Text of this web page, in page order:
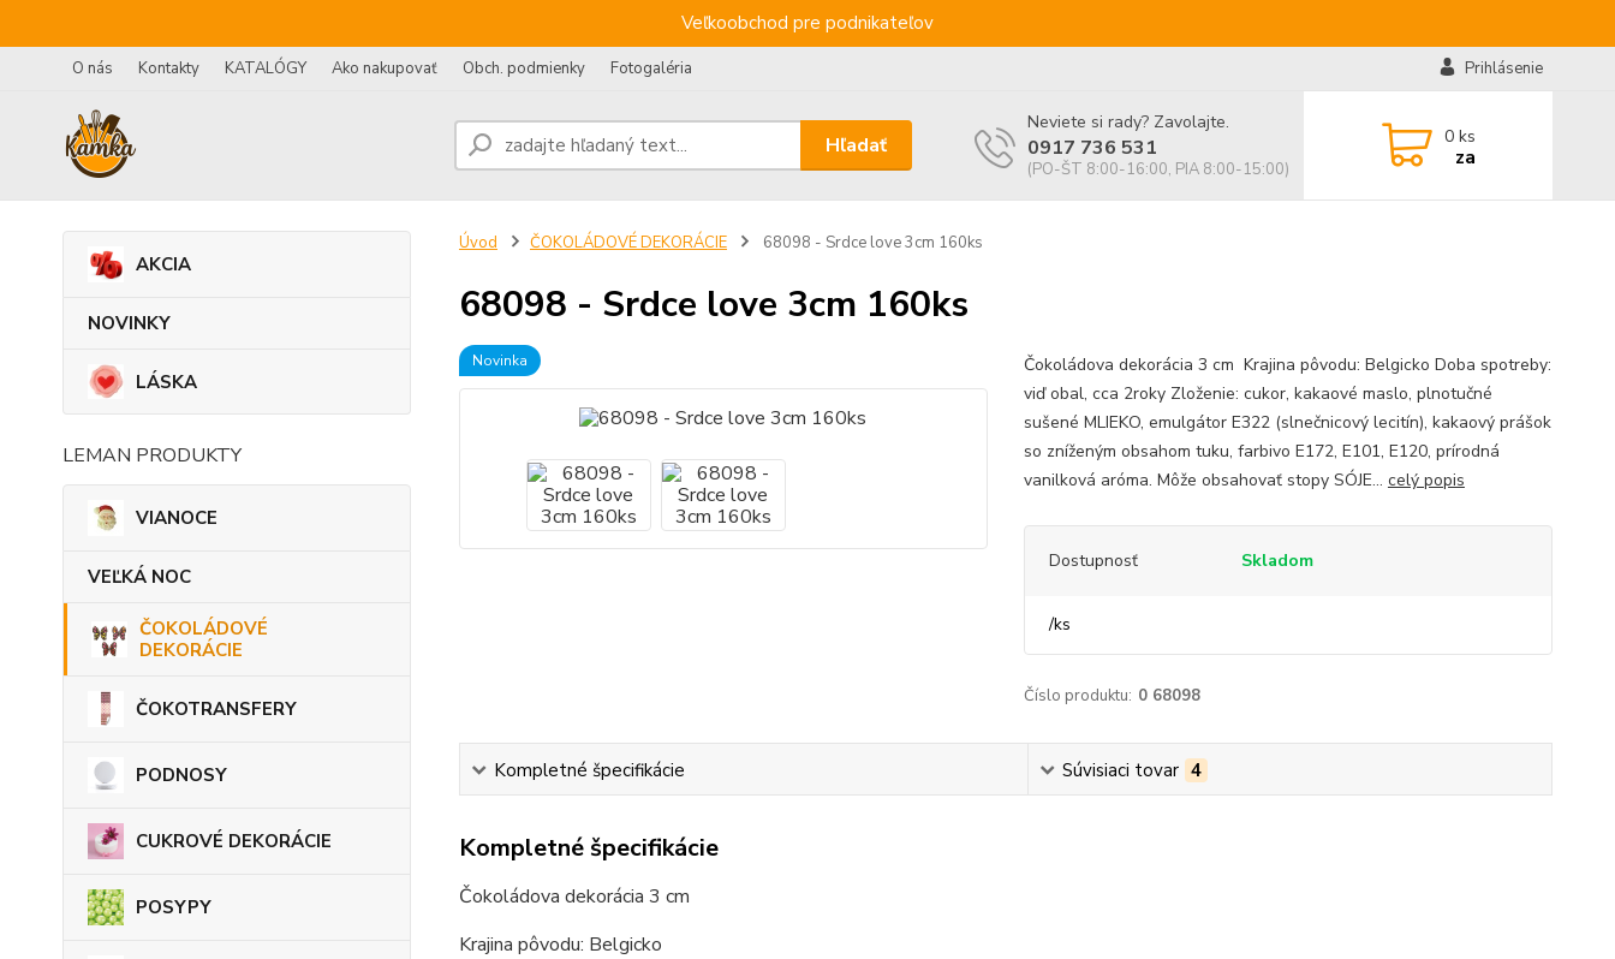
Veľkoobchod pre podnikateľov
O nás Kontakty KATALÓGY Ako nakupovať Obch. podmienky Fotogaléria Prihlásenie
Hľadať
Neviete si rady? Zavolajte.
0917 736 531
(PO-ŠT 8:00-16:00, PIA 8:00-15:00)
0 ks
za
AKCIA
NOVINKY
LÁSKA
LEMAN PRODUKTY
VIANOCE
VEĽKÁ NOC
ČOKOLÁDOVÉ
DEKORÁCIE
ČOKOTRANSFERY
PODNOSY
CUKROVÉ DEKORÁCIE
POSYPY
Úvod ČOKOLÁDOVÉ DEKORÁCIE 68098 - Srdce love 3cm 160ks
68098 - Srdce love 3cm 160ks
Novinka
Čokoládova dekorácia 3 cm Krajina pôvodu: Belgicko Doba spotreby:
viď obal, cca 2roky Zloženie: cukor, kakaové maslo, plnotučné
sušené MLIEKO, emulgátor E322 (slnečnicový lecitín), kakaový prášok
so zníženým obsahom tuku, farbivo E172, E101, E120, prírodná
vanilková aróma. Môže obsahovať stopy SÓJE... celý popis
Dostupnosť Skladom
/ks
Číslo produktu: 0 68098
Kompletné špecifikácie Súvisiaci tovar 4
Kompletné špecifikácie
Čokoládova dekorácia 3 cm
Krajina pôvodu: Belgicko